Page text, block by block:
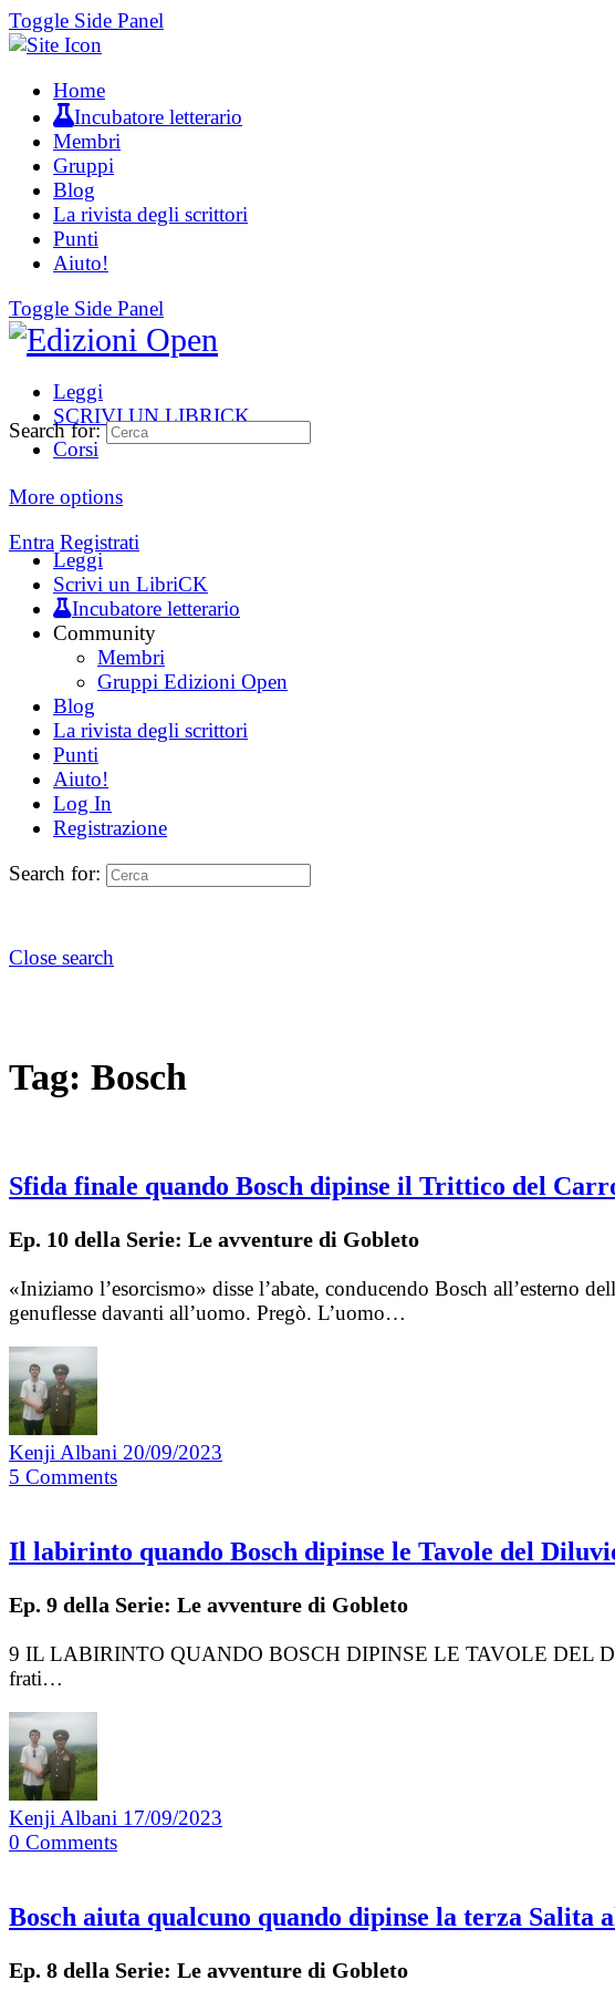
Toggle Side Panel
Home
Incubatore letterario
Membri
Gruppi
Blog
La rivista degli scrittori
Punti
Aiuto!
Toggle Side Panel
Leggi
SCRIVI UN LIBRICK
Corsi
More options
Entra Registrati
Search for:
Leggi
Scrivi un LibriCK
Incubatore letterario
Community
Membri
Gruppi Edizioni Open
Blog
La rivista degli scrittori
Punti
Aiuto!
Log In
Registrazione
Search for:
Close search
Tag: Bosch
Sfida finale quando Bosch dipinse il Trittico del
Ep. 10 della Serie: Le avventure di Gobleto
«Iniziamo l’esorcismo» disse l’abate, conducendo Bosch all’esterno
genuflesse davanti all’uomo. Pregò. L’uomo…
Kenji Albani 20/09/2023
5 Comments
Il labirinto quando Bosch dipinse le Tavole del
Ep. 9 della Serie: Le avventure di Gobleto
9 IL LABIRINTO QUANDO BOSCH DIPINSE LE TAVOLE DEL
frati…
Kenji Albani 17/09/2023
0 Comments
Bosch aiuta qualcuno quando dipinse la terza Salita
Ep. 8 della Serie: Le avventure di Gobleto